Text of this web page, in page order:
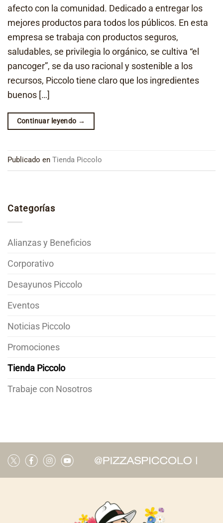
afecto con la comunidad. Dedicado a entregar los
mejores productos para todos los públicos. En esta
empresa se trabaja con productos seguros,
saludables, se privilegia lo orgánico, se cultiva “el
pancoger”, se da uso racional y sostenible a los
recursos, Piccolo tiene claro que los ingredientes
buenos […]
Continuar leyendo →
Publicado en Tienda Piccolo
Categorías
Alianzas y Beneficios
Corporativo
Desayunos Piccolo
Eventos
Noticias Piccolo
Promociones
Tienda Piccolo
Trabaje con Nosotros